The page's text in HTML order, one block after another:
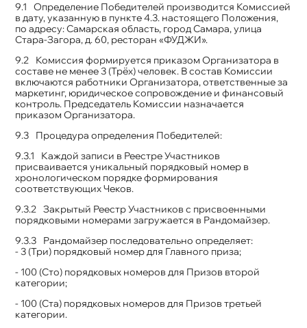
Определение Победителей производится Комиссией
в дату, указанную в пункте 4.3. настоящего Положения,
по адресу: Самарская область, город Самара, улица
Стара-Загора, д. 60, ресторан «ФУДЖИ».
Комиссия формируется приказом Организатора в
составе не менее 3 (Трёх) человек. В состав Комиссии
включаются работники Организатора, ответственные за
маркетинг, юридическое сопровождение и финансовый
контроль. Председатель Комиссии назначается
приказом Организатора.
Процедура определения Победителей:
Каждой записи в Реестре Участников
присваивается уникальный порядковый номер в
хронологическом порядке формирования
соответствующих Чеков.
Закрытый Реестр Участников с присвоенными
порядковыми номерами загружается в Рандомайзер.
Рандомайзер последовательно определяет:
- 3 (Три) порядковый номер для Главного приза;
- 100 (Сто) порядковых номеров для Призов второй
категории;
- 100 (Ста) порядковых номеров для Призов третьей
категории.